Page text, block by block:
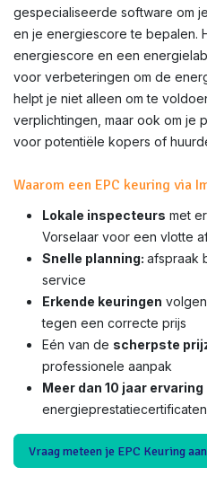
gespecialiseerde software om
en je energiescore te bepalen.
energiescore en een
voor verbeteringen om de
helpt je niet alleen om te
verplichtingen, maar ook om je
voor potentiële kopers of
Waarom een EPC keuring via
Lokale inspecteurs met
Vorselaar voor een vlotte
Snelle planning: afspraak
service
Erkende keuringen
tegen een correcte prijs
Eén van de scherpste
professionele aanpak
Meer dan 10 jaar ervaring
energieprestatiecertificaten
Vraag meteen je EPC Keuring